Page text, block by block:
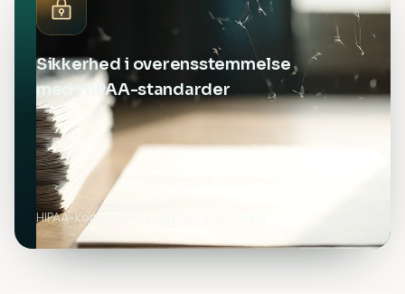
Sikkerhed i overensstemmelse
med HIPAA-standarder
HIPAA-kompatibel med fuld kryptering